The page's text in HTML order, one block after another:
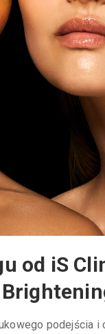
od iS
podejścia